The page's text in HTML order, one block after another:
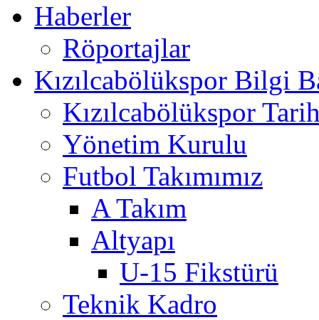
Haberler
Röportajlar
Kızılcabölükspor Bilgi
Kızılcabölükspor
Yönetim Kurulu
Futbol Takımımız
A Takım
Altyapı
U-15 Fikstürü
Teknik Kadro